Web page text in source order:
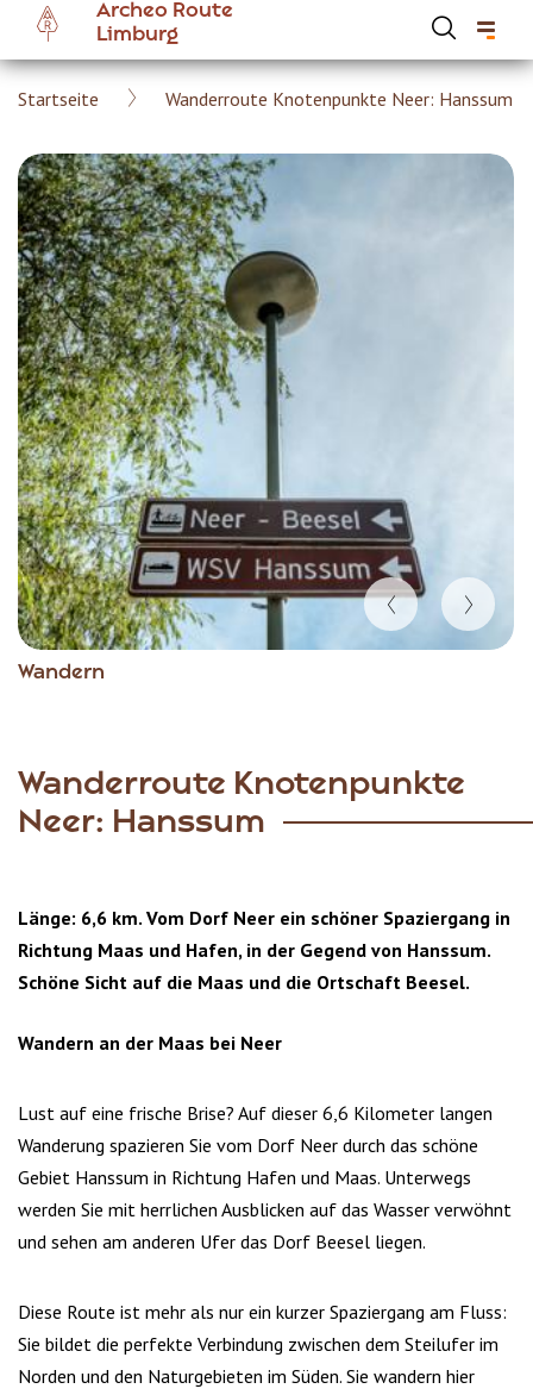
main
content
Archeo Route
Limburg
Breadcrumb
Startseite Wanderroute Knotenpunkte Neer: Hanssum
Wandern
Item
Wanderroute Knotenpunkte
Neer: Hanssum
Länge: 6,6 km. Vom Dorf Neer ein schöner Spaziergang in
Richtung Maas und Hafen, in der Gegend von Hanssum.
Schöne Sicht auf die Maas und die Ortschaft Beesel.
Wandern an der Maas bei Neer
Lust auf eine frische Brise? Auf dieser 6,6 Kilometer langen
Wanderung spazieren Sie vom Dorf Neer durch das schöne
Gebiet Hanssum in Richtung Hafen und Maas. Unterwegs
werden Sie mit herrlichen Ausblicken auf das Wasser verwöhnt
und sehen am anderen Ufer das Dorf Beesel liegen.
Diese Route ist mehr als nur ein kurzer Spaziergang am Fluss:
Sie bildet die perfekte Verbindung zwischen dem Steilufer im
Norden und den Naturgebieten im Süden. Sie wandern hier